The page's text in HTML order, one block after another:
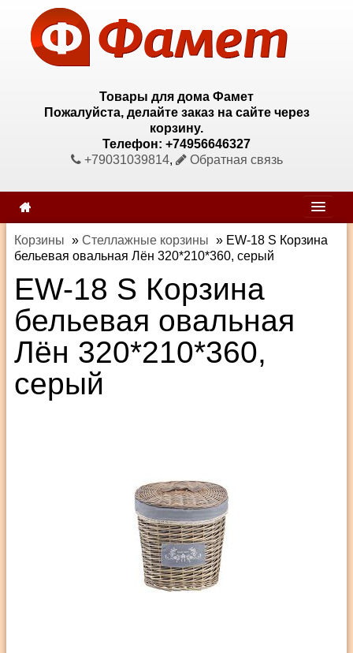
Товары для дома Фамет
Пожалуйста, делайте заказ на сайте через
корзину.
Телефон: +74956646327
+79031039814, Обратная связь
Корзины » Стеллажные корзины » EW-18 S Корзина
бельевая овальная Лён 320*210*360, серый
EW-18 S Корзина
бельевая овальная
Лён 320*210*360,
серый